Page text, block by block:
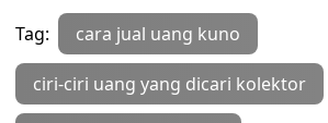
Tag: cara jual uang kuno
ciri-ciri uang yang dicari kolektor